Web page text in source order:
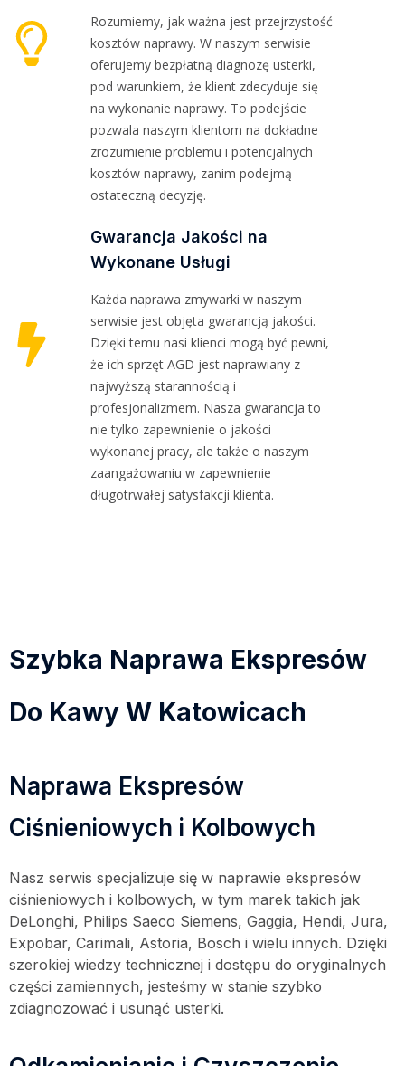
Rozumiemy, jak ważna jest przejrzystość
kosztów naprawy. W naszym serwisie
oferujemy bezpłatną diagnozę usterki,
pod warunkiem, że klient zdecyduje się
na wykonanie naprawy. To podejście
pozwala naszym klientom na dokładne
zrozumienie problemu i potencjalnych
kosztów naprawy, zanim podejmą
ostateczną decyzję.
Gwarancja Jakości na
Wykonane Usługi
Każda naprawa zmywarki w naszym
serwisie jest objęta gwarancją jakości.
Dzięki temu nasi klienci mogą być pewni,
że ich sprzęt AGD jest naprawiany z
najwyższą starannością i
profesjonalizmem. Nasza gwarancja to
nie tylko zapewnienie o jakości
wykonanej pracy, ale także o naszym
zaangażowaniu w zapewnienie
długotrwałej satysfakcji klienta.
Szybka Naprawa Ekspresów
Do Kawy W Katowicach
Naprawa Ekspresów
Ciśnieniowych i Kolbowych
Nasz serwis specjalizuje się w naprawie ekspresów
ciśnieniowych i kolbowych, w tym marek takich jak
DeLonghi, Philips Saeco Siemens, Gaggia, Hendi, Jura,
Expobar, Carimali, Astoria, Bosch i wielu innych. Dzięki
szerokiej wiedzy technicznej i dostępu do oryginalnych
części zamiennych, jesteśmy w stanie szybko
zdiagnozować i usunąć usterki.